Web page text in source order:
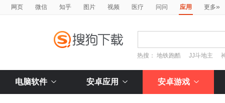
网页 微信 知乎 图片 视频 医疗 问问 应用 更多»
热搜：地铁跑酷 JJ斗地主
电脑软件 安卓应用 安卓游戏